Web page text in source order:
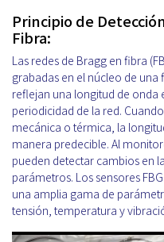
Principio de
Fibra:
Las redes de Bragg en fibra
grabadas en el núcleo de una
reflejan una longitud de onda
periodicidad de la red.
mecánica o térmica, la
manera predecible. Al
pueden detectar cambios en
parámetros. Los sensores
una amplia gama de
tensión, temperatura y